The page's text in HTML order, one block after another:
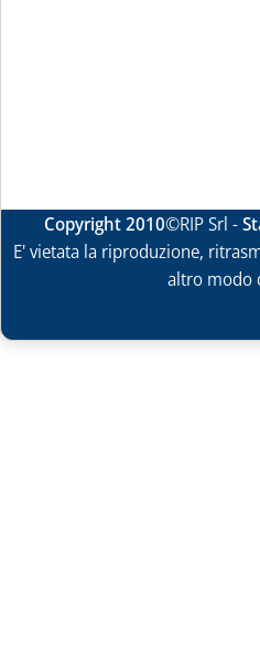
Copyright 2010©RIP Srl -
E' vietata la riproduzione,
altro modo